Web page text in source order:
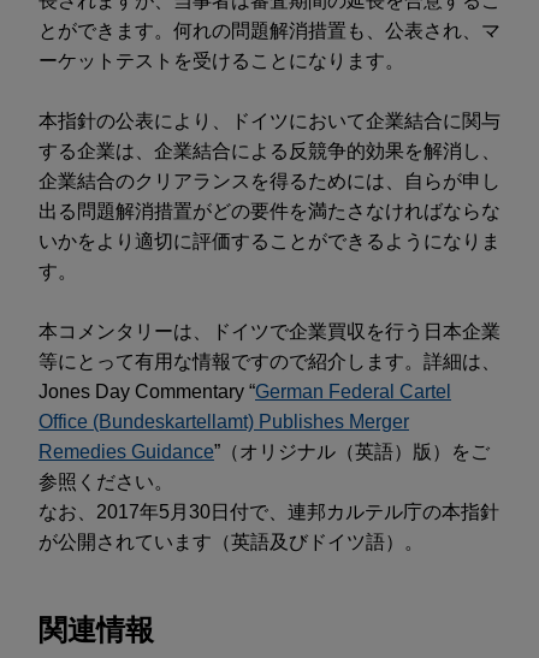
とができます。何れの問題解消措置も、公表され、マ
ーケットテストを受けることになります。
本指針の公表により、ドイツにおいて企業結合に関与
する企業は、企業結合による反競争的効果を解消し、
企業結合のクリアランスを得るためには、自らが申し
出る問題解消措置がどの要件を満たさなければならな
いかをより適切に評価することができるようになりま
す。
本コメンタリーは、ドイツで企業買収を行う日本企業
等にとって有用な情報ですので紹介します。詳細は、
Jones Day Commentary “German Federal Cartel
Office (Bundeskartellamt) Publishes Merger
Remedies Guidance”（オリジナル（英語）版）をご
参照ください。
なお、2017年5月30日付で、連邦カルテル庁の本指針
が公開されています（英語及びドイツ語）。
関連情報